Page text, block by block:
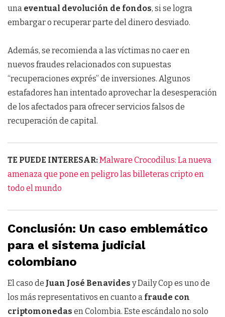
una eventual devolución de fondos, si se logra
embargar o recuperar parte del dinero desviado.
Además, se recomienda a las víctimas no caer en
nuevos fraudes relacionados con supuestas
“recuperaciones exprés” de inversiones. Algunos
estafadores han intentado aprovechar la desesperación
de los afectados para ofrecer servicios falsos de
recuperación de capital.
TE PUEDE INTERESAR:Malware Crocodilus: La nueva
amenaza que pone en peligro las billeteras cripto en
todo el mundo
Conclusión: Un caso emblemático
para el sistema judicial
colombiano
El caso de Juan José Benavides y Daily Cop es uno de
los más representativos en cuanto a fraude con
criptomonedas en Colombia. Este escándalo no solo